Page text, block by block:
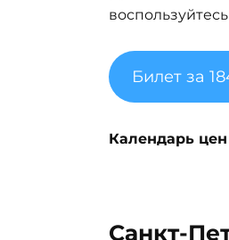
Билет за
Календарь
Санкт-